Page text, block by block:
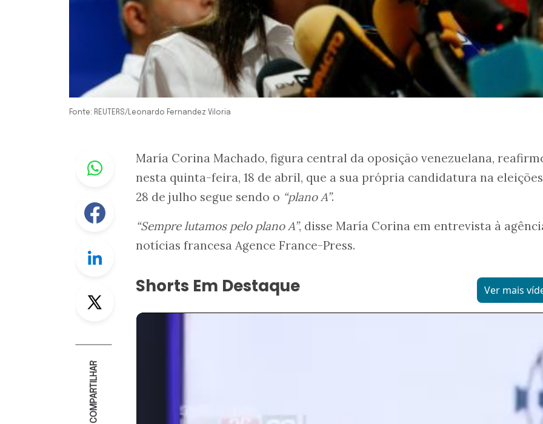
Fonte: REUTERS/Leonardo Fernandez Viloria
Whastapp
Facebook
Linkedin
Twitter
COMPARTILHAR
María Corina Machado, figura central da oposição venezuelana,
nesta quinta-feira, 18 de abril, que a sua própria candidatura na
28 de julho segue sendo o “plano A”.
“Sempre lutamos pelo plano A”, disse María Corina em entrevista à
notícias francesa Agence France-Press.
Shorts Em Destaque Ver mais